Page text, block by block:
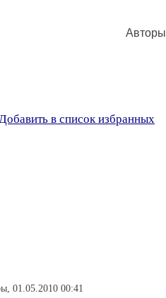
Авторы
в список избранных
01.05.2010 00:41